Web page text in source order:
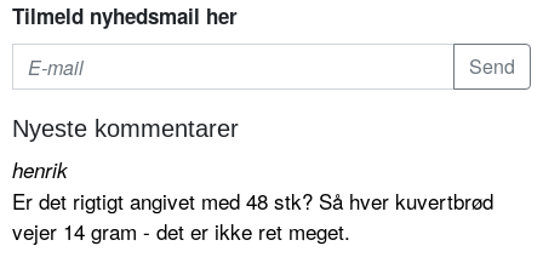
Tilmeld nyhedsmail her
Nyeste kommentarer
henrik
Er det rigtigt angivet med 48 stk? Så hver kuvertbrød
vejer 14 gram - det er ikke ret meget.